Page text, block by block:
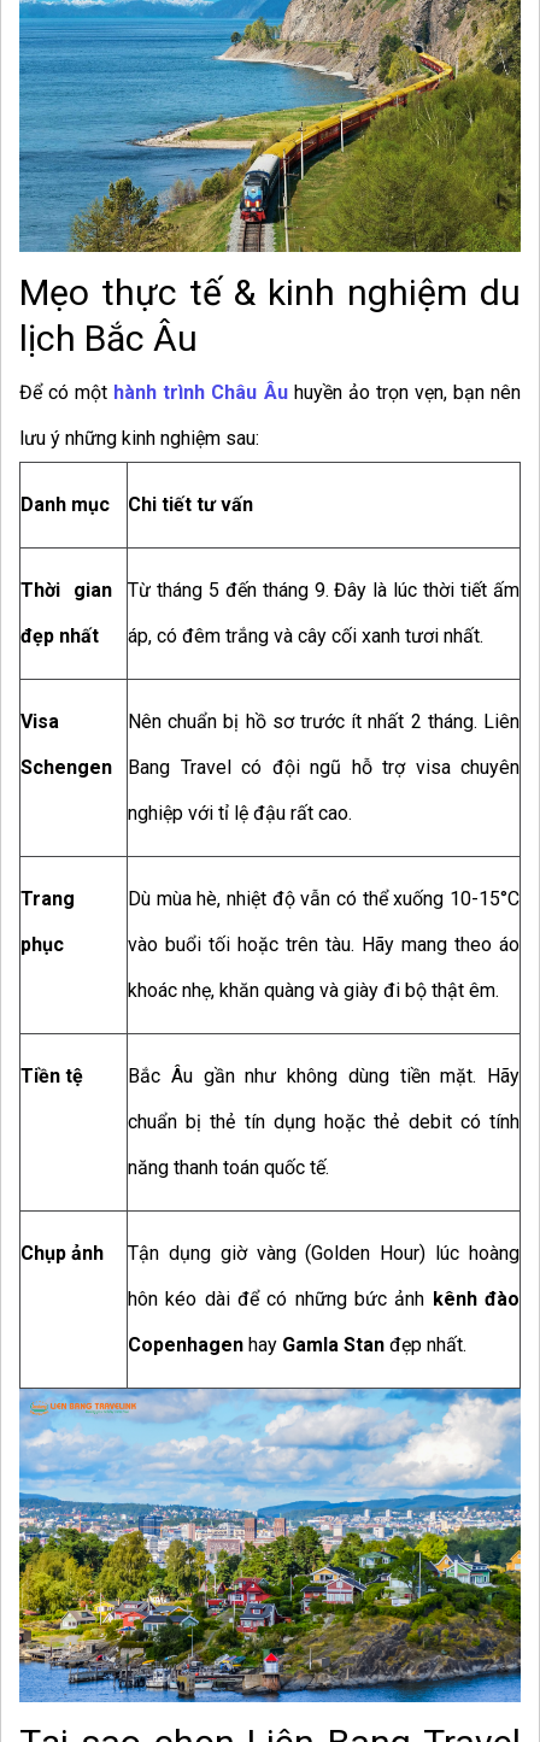
Mẹo thực tế & kinh nghiệm du
lịch Bắc Âu
Để có một hành trình Châu Âu huyền ảo trọn vẹn, bạn nên
lưu ý những kinh nghiệm sau:
Danh mục Chi tiết tư vấn
Thời gian
đẹp nhất
Từ tháng 5 đến tháng 9. Đây là lúc thời tiết ấm
áp, có đêm trắng và cây cối xanh tươi nhất.
Visa
Schengen
Nên chuẩn bị hồ sơ trước ít nhất 2 tháng. Liên
Bang Travel có đội ngũ hỗ trợ visa chuyên
nghiệp với tỉ lệ đậu rất cao.
Trang
phục
Dù mùa hè, nhiệt độ vẫn có thể xuống 10-15°C
vào buổi tối hoặc trên tàu. Hãy mang theo áo
khoác nhẹ, khăn quàng và giày đi bộ thật êm.
Tiền tệ
Bắc Âu gần như không dùng tiền mặt. Hãy
chuẩn bị thẻ tín dụng hoặc thẻ debit có tính
năng thanh toán quốc tế.
Chụp ảnh
Tận dụng giờ vàng (Golden Hour) lúc hoàng
hôn kéo dài để có những bức ảnh kênh đào
Copenhagen hay Gamla Stan đẹp nhất.